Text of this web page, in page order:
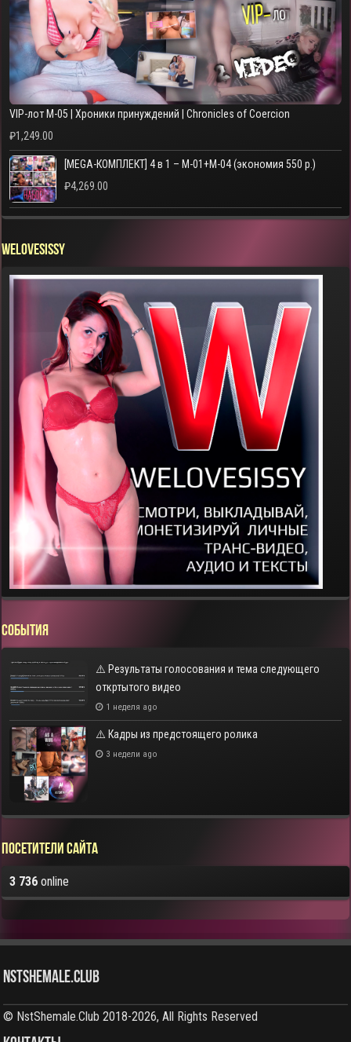
VIP-лот M-05 | Хроники принуждений | Chronicles of Coercion
₽1,249.00
[MEGA-КОМПЛЕКТ] 4 в 1 – M-01+M-04 (экономия 550 р.)
₽4,269.00
WELOVESISSY
СОБЫТИЯ
⚠️ Результаты голосования и тема следующего
откртытого видео
1 неделя ago
⚠️ Кадры из предстоящего ролика
3 недели ago
Посетители сайта
3 736 online
NstShemale.Club
© NstShemale.Club 2018-2026, All Rights Reserved